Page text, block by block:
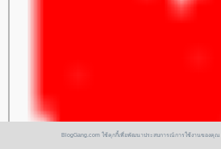
BlogGang.com ใช้คุกกี้เพื่อพัฒนาประสบการณ์การใช้งานของคุณ